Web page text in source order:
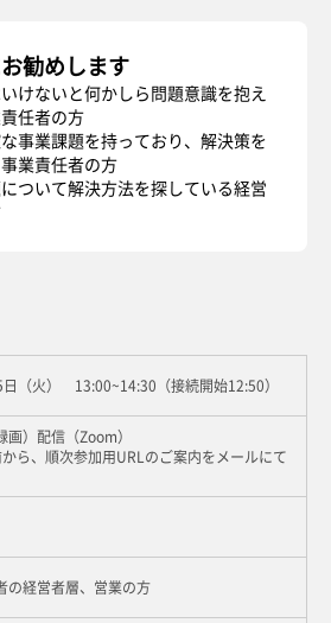
勧めします
けないと何かしら問題意識を抱え
任者の方
事業課題を持っており、解決策を
業責任者の方
ついて解決方法を探している経営
（火） 13:00~14:30（接続開始12:50）
画）配信（Zoom）
ら、順次参加用URLのご案内をメールにて
の経営者層、営業の方